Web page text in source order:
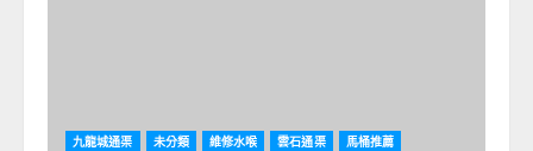
九龍城通渠 未分類 維修水喉 雲石通渠 馬桶推薦